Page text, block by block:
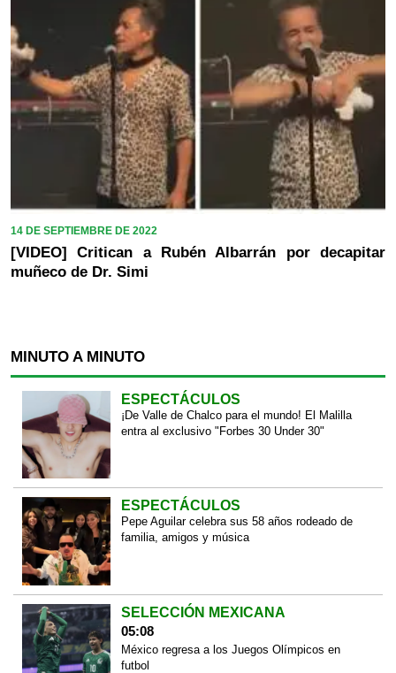
14 DE SEPTIEMBRE DE 2022
[VIDEO] Critican a Rubén Albarrán por decapitar
muñeco de Dr. Simi
MINUTO A MINUTO
ESPECTÁCULOS
¡De Valle de Chalco para el mundo! El Malilla
entra al exclusivo "Forbes 30 Under 30"
ESPECTÁCULOS
Pepe Aguilar celebra sus 58 años rodeado de
familia, amigos y música
SELECCIÓN MEXICANA
05:08
México regresa a los Juegos Olímpicos en
futbol